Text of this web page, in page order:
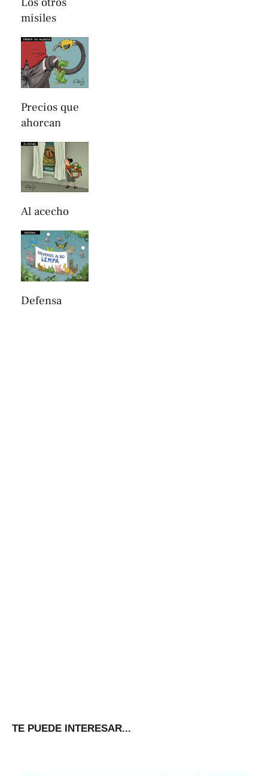
misiles
Precios que
ahorcan
Al acecho
Defensa
TE PUEDE INTERESAR...